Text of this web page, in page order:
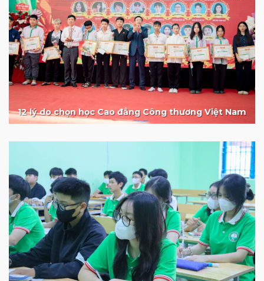
12 lý do chọn học Cao đẳng Công thương Việt Nam